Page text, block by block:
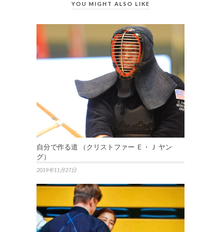
YOU MIGHT ALSO LIKE
自分で作る道 （クリストファー Ｅ・Ｊ ヤン
グ）
2019年11月27日